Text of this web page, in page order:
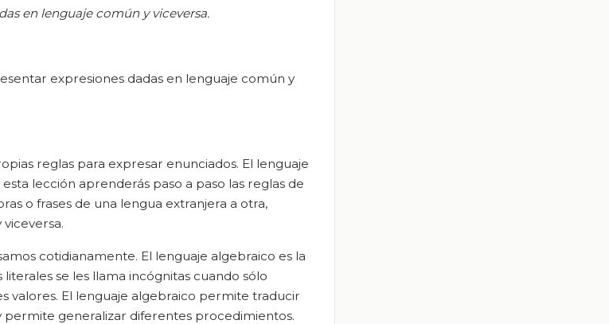
en lenguaje común y viceversa.
expresiones dadas en lenguaje común y
reglas para expresar enunciados. El lenguaje
lección aprenderás paso a paso las reglas de
o frases de una lengua extranjera a otra,
cotidianamente. El lenguaje algebraico es la
se les llama incógnitas cuando sólo
valores. El lenguaje algebraico permite traducir
permite generalizar diferentes procedimientos.